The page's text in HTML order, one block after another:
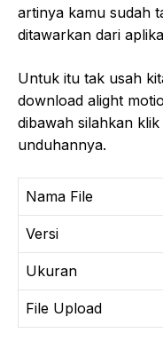
artinya kamu sudah
ditawarkan dari
Untuk itu tak usah
download alight
dibawah silahkan
unduhannya.
Nama File
Versi
Ukuran
File Upload